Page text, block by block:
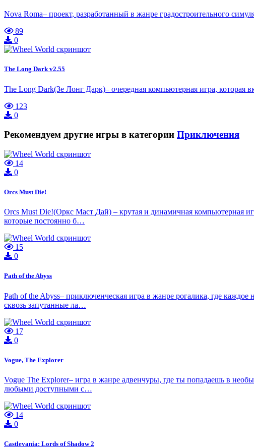
Nova Roma– проект, разработанный в жанре градостроительного
89
0
The Long Dark v2.55
The Long Dark(Зе Лонг Дарк)– очередная компьютерная игра,
123
0
Рекомендуем другие игры в категории Приключения
14
0
Orcs Must Die!
Orcs Must Die!(Оркс Маст Дай) – крутая и динамичная компьютерная
которые постоянно б…
15
0
Path of the Abyss
Path of the Abyss– приключенческая игра в жанре рогалика, где
сквозь запутанные ла…
17
0
Vogue, The Explorer
Vogue The Explorer– игра в жанре адвенчуры, где ты попадаешь в
любыми доступными с…
14
0
Castlevania: Lords of Shadow 2